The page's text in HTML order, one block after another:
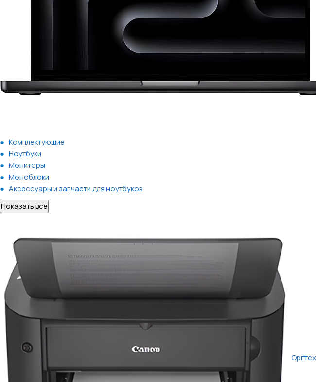
Комплектующие
Ноутбуки
Мониторы
Моноблоки
Аксессуары и запчасти для ноутбуков
Показать все